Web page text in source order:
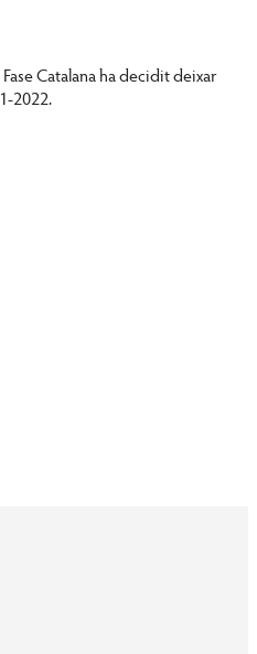
Catalana ha decidit deixar
2022.